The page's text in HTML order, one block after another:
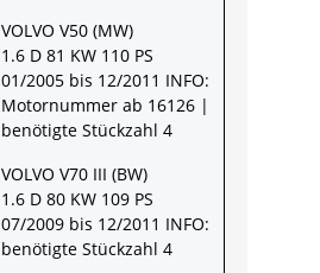
VOLVO V50 (MW)
1.6 D 81 KW 110 PS
01/2005 bis 12/2011 INFO:
Motornummer ab 16126 |
benötigte Stückzahl 4
VOLVO V70 III (BW)
1.6 D 80 KW 109 PS
07/2009 bis 12/2011 INFO:
benötigte Stückzahl 4